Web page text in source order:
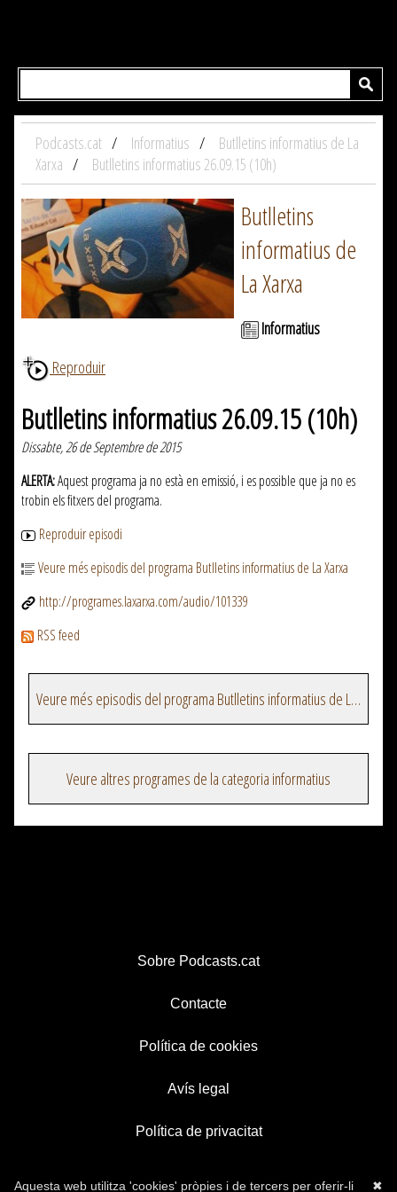
Podcasts.cat Informatius
Butlletins informatius de La
Xarxa
Butlletins informatius 26.09.15 (10h)
Butlletins
informatius de
La Xarxa
Informatius
Reproduir
Butlletins informatius 26.09.15 (10h)
Dissabte, 26 de Septembre de 2015
ALERTA:Aquest programa ja no està en emissió, i es possible que ja no es
trobin els fitxers del programa.
Reproduir episodi
Veure més episodis del programa Butlletins informatius de La Xarxa
http://programes.laxarxa.com/audio/101339
RSS feed
Veure més episodis del programa Butlletins informatius de La Xarxa
Veure altres programes de la categoria informatius
Sobre Podcasts.cat
Contacte
Política de cookies
Avís legal
Política de privacitat
✖
Aquesta web utilitza 'cookies' pròpies i de tercers per oferir-li